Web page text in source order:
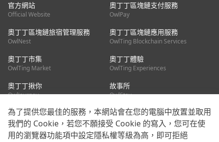
官方網站
Official Website
奧丁丁區塊鏈支付服務
OwlPay
奧丁丁區塊鏈旅宿管理服務
OwlNest
奧丁丁區塊鏈應用服務
OwlTing Blockchain Services
奧丁丁市集
OwlTing Market
奧丁丁體驗
OwlTing Experiences
奧丁丁揪你
OwlJourney
故事所
OwlStay
聯絡我們
客服信箱：mediapartner@owlting.com
為了提供您最佳的服務，本網站會在您的電腦中放置並取用
我們的 Cookie，若您不願接受 Cookie 的寫入，您可在使
用的瀏覽器功能項中設定隱私權等級為高，即可拒絕